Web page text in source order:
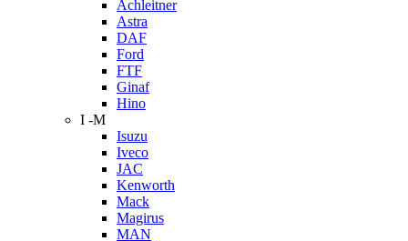
Achleitner
Astra
DAF
Ford
FTF
Ginaf
Hino
I -M
Isuzu
Iveco
JAC
Kenworth
Mack
Magirus
MAN